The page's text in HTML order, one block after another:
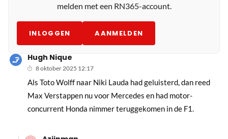
melden met een RN365-account.
INLOGGEN AANMELDEN
Hugh Nique
8 oktober 2025 12:17
Als Toto Wolff naar Niki Lauda had geluisterd, dan reed
Max Verstappen nu voor Mercedes en had motor-
concurrent Honda nimmer teruggekomen in de F1.